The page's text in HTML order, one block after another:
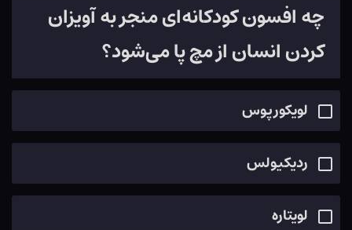
چه افسون کودکانه‌ای منجر به آویزان
کردن انسان از مچ پا می‌شود؟
لویکورپوس
ردیکیولس
لویتاره